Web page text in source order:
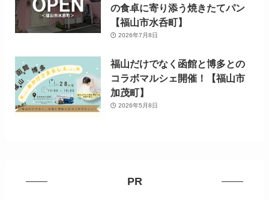
の食卓に寄り添う焼きたてパン
【福山市水呑町】
2026年7月8日
福山だけでなく函館と博多との
コラボマルシェ開催！【福山市
加茂町】
2026年5月8日
PR